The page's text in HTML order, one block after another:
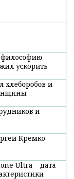
философию
ускорить
хлеборобов и
и
Кремко
Ultra – дата